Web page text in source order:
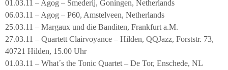
01.03.11 – Agog – Smederij, Goningen, Netherlands
06.03.11 – Agog – P60, Amstelveen, Netherlands
25.03.11 – Margaux und die Banditen, Frankfurt a.M.
27.03.11 – Quartett Clairvoyance – Hilden, QQJazz, Forststr. 73,
40721 Hilden, 15.00 Uhr
01.03.11 – What´s the Tonic Quartet – De Tor, Enschede, NL